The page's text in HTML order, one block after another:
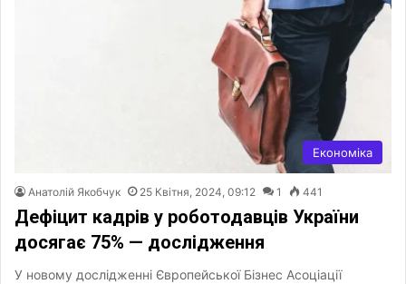
Економіка
Анатолій Якобчук 25 Квітня, 2024, 09:12 1 441
Дефіцит кадрів у роботодавців України
досягає 75% — дослідження
У новому дослідженні Європейської Бізнес Асоціації